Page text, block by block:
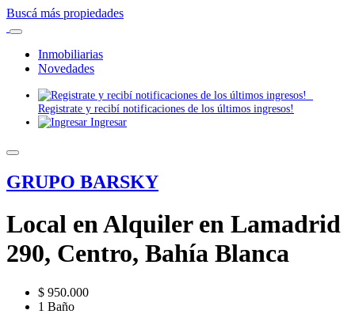
Buscá más propiedades
Inmobiliarias
Novedades
Registrate y recibí notificaciones de los últimos ingresos!
Ingresar
GRUPO BARSKY
Local en Alquiler en Lamadrid
290, Centro, Bahía Blanca
$ 950.000
1 Baño